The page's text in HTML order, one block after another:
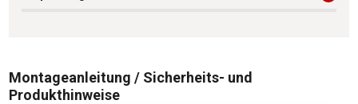
Montageanleitung / Sicherheits- und
Produkthinweise